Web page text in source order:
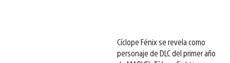
Cíclope Fénix se revela como
personaje de DLC del primer año